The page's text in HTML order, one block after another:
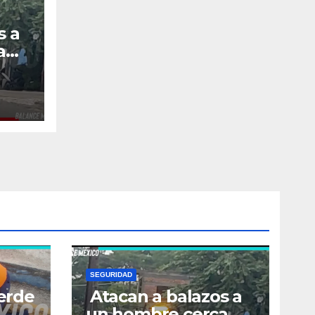
a
SEGURIDAD
Atacan a balazos a